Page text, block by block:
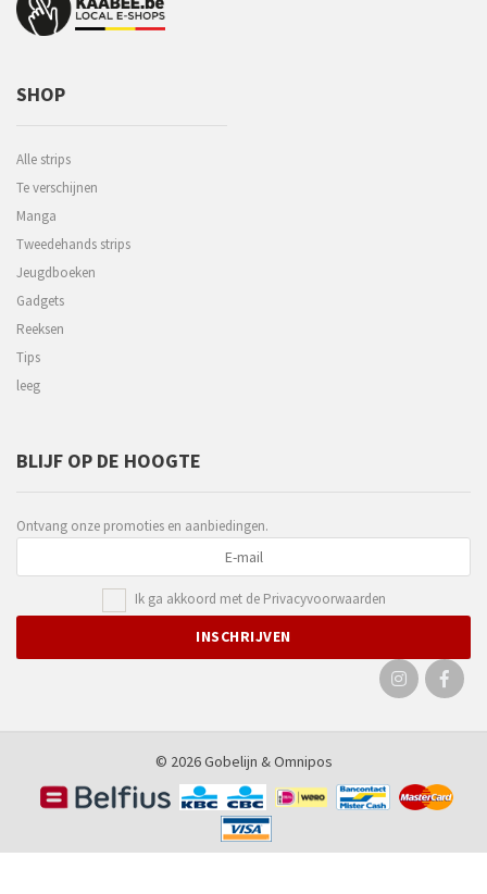
SHOP
Alle strips
Te verschijnen
Manga
Tweedehands strips
Jeugdboeken
Gadgets
Reeksen
Tips
leeg
BLIJF OP DE HOOGTE
Ontvang onze promoties en aanbiedingen.
Ik ga akkoord met de Privacyvoorwaarden
© 2026 Gobelijn &Omnipos